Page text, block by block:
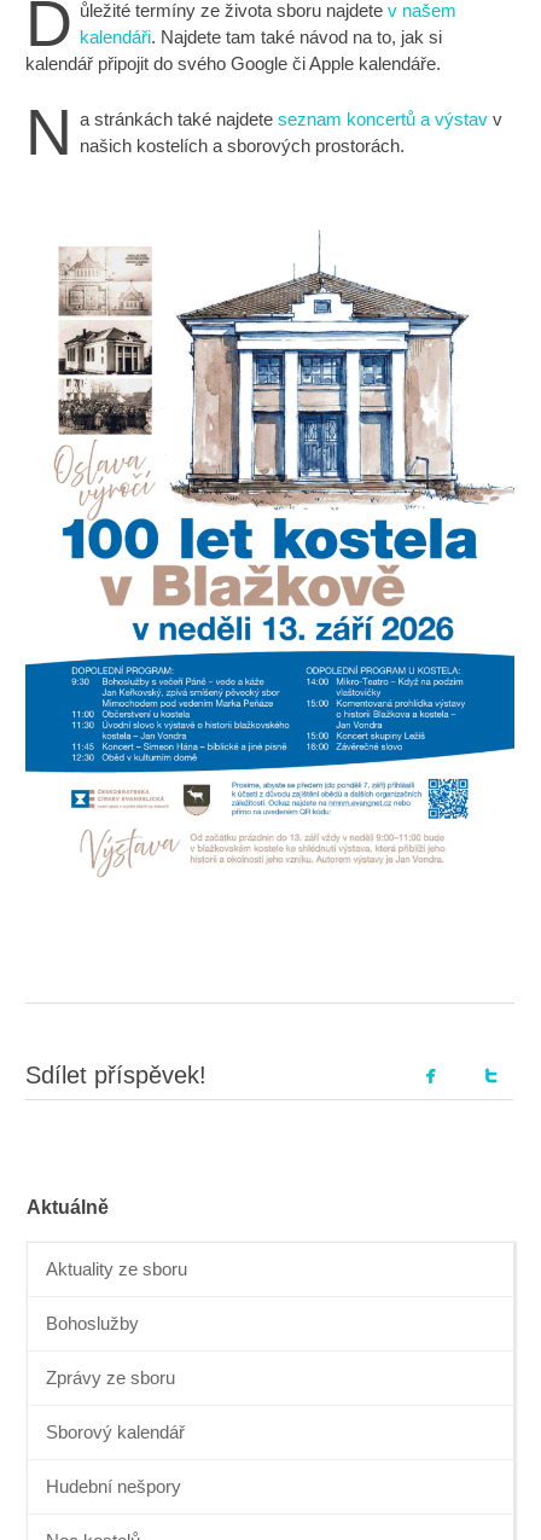
D ůležité termíny ze života sboru najdete v našem
kalendáři. Najdete tam také návod na to, jak si
kalendář připojit do svého Google či Apple kalendáře.
N a stránkách také najdete seznam koncertů a výstavv
našich kostelích a sborových prostorách.
Sdílet příspěvek!
Aktuálně
Aktuality ze sboru
Bohoslužby
Zprávy ze sboru
Sborový kalendář
Hudební nešpory